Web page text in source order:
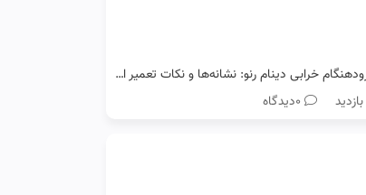
تشخیص زودهنگام خرابی دینام رنو: نشانه‌ها و نکات تعمیر ارزان
0دیدگاه